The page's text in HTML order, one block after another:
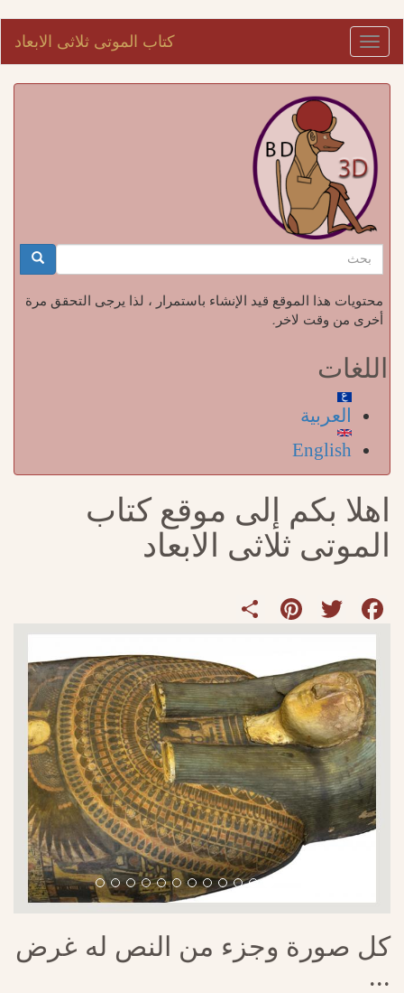
تجاوز
إلى
المحتوى
الرئيسي
كتاب الموتى ثلاثى الابعاد
Toggle
استمارة
البحث
محتويات هذا الموقع قيد الإنشاء باستمرار ، لذا يرجى التحقق مرة
أخرى من وقت لاخر.
اللغات
العربية
English
اهلا بكم إلى موقع كتاب
الموتى ثلاثى الابعاد
Facebook
Twitter
Pinterest
كل صورة وجزء من النص له غرض
...